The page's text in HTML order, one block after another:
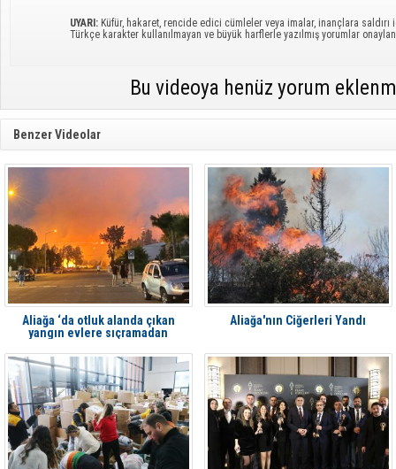
UYARI: Küfür, hakaret, rencide edici cümleler veya imalar, inançlara saldırı
Türkçe karakter kullanılmayan ve büyük harflerle yazılmış yorumlar
Bu videoya henüz yorum
Benzer Videolar
Aliağa ‘da otluk alanda çıkan
yangın evlere sıçramadan
Aliağa'nın Ciğerleri Yandı